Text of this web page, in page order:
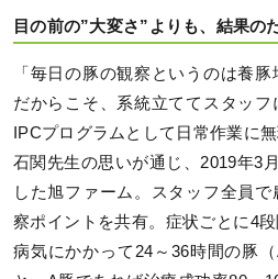
目の前の”大変さ”よりも、結果の
「毎日の豚の観察というのは養
だからこそ、系統立ててスタッフ
IPCプログラムとして日常作業に
石関先生の思いが通じ、2019年3
した旭ファーム。スタッフ全員
察ポイントを共有。症状ごとに4
病気にかかって24～36時間の豚